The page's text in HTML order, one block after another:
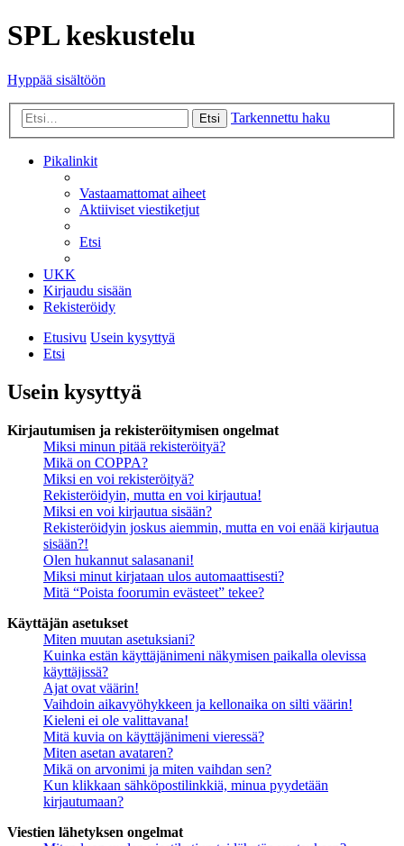
SPL keskustelu
Hyppää sisältöön
Etsi Tarkennettu haku
Pikalinkit
Vastaamattomat aiheet
Aktiiviset viestiketjut
Etsi
UKK
Kirjaudu sisään
Rekisteröidy
Etusivu Usein kysyttyä
Etsi
Usein kysyttyä
Kirjautumisen ja rekisteröitymisen ongelmat
Miksi minun pitää rekisteröityä?
Mikä on COPPA?
Miksi en voi rekisteröityä?
Rekisteröidyin, mutta en voi kirjautua!
Miksi en voi kirjautua sisään?
Rekisteröidyin joskus aiemmin, mutta en voi enää kirjautua
sisään?!
Olen hukannut salasanani!
Miksi minut kirjataan ulos automaattisesti?
Mitä “Poista foorumin evästeet” tekee?
Käyttäjän asetukset
Miten muutan asetuksiani?
Kuinka estän käyttäjänimeni näkymisen paikalla olevissa
käyttäjissä?
Ajat ovat väärin!
Vaihdoin aikavyöhykkeen ja kellonaika on silti väärin!
Kieleni ei ole valittavana!
Mitä kuvia on käyttäjänimeni vieressä?
Miten asetan avataren?
Mikä on arvonimi ja miten vaihdan sen?
Kun klikkaan sähköpostilinkkiä, minua pyydetään
kirjautumaan?
Viestien lähetyksen ongelmat